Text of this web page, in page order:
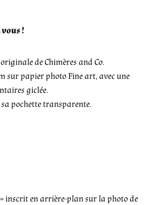
!
de Chimères and Co.
sur papier photo Fine art, avec une
giclée.
pochette transparente.
inscrit en arrière-plan sur la photo de